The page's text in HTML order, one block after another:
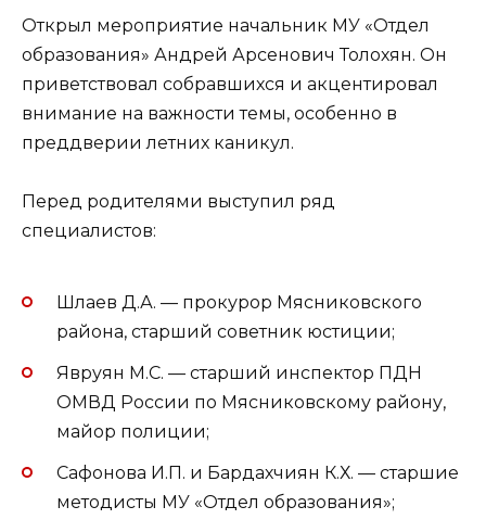
Открыл мероприятие начальник МУ «Отдел
образования» Андрей Арсенович Толохян. Он
приветствовал собравшихся и акцентировал
внимание на важности темы, особенно в
преддверии летних каникул.
Перед родителями выступил ряд
специалистов:
Шлаев Д.А. — прокурор Мясниковского
района, старший советник юстиции;
Явруян М.С. — старший инспектор ПДН
ОМВД России по Мясниковскому району,
майор полиции;
Сафонова И.П. и Бардахчиян К.Х. — старшие
методисты МУ «Отдел образования»;